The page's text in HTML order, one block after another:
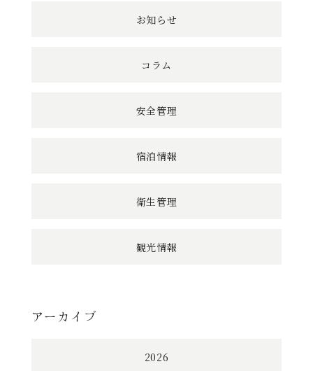
お知らせ
コラム
安全管理
宿泊情報
衛生管理
観光情報
アーカイブ
2026